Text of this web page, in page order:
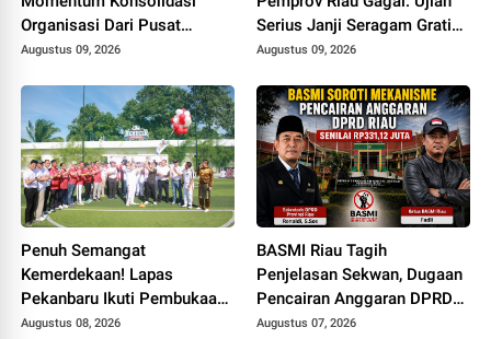
Organisasi Dari Pusat
Sampai ke Daerah
Augustus 09, 2026
Serius Janji Seragam Gratis
di Bumi Lancang Kuning
Augustus 09, 2026
Penuh Semangat
Kemerdekaan! Lapas
Pekanbaru Ikuti Pembukaan
Pekan Olahraga Ditjenpas
Augustus 08, 2026
BASMI Riau Tagih
Penjelasan Sekwan, Dugaan
Pencairan Anggaran DPRD
Tanpa Prosedur Tuai
Augustus 07, 2026